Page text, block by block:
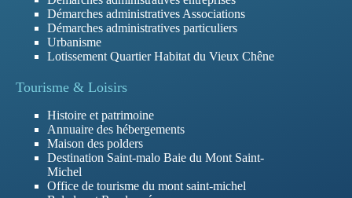
Démarches administratives Associations
Démarches administratives particuliers
Urbanisme
Lotissement Quartier Habitat du Vieux Chêne
Tourisme & Loisirs
Histoire et patrimoine
Annuaire des hébergements
Maison des polders
Destination Saint-malo Baie du Mont Saint-
Michel
Office de tourisme du mont saint-michel